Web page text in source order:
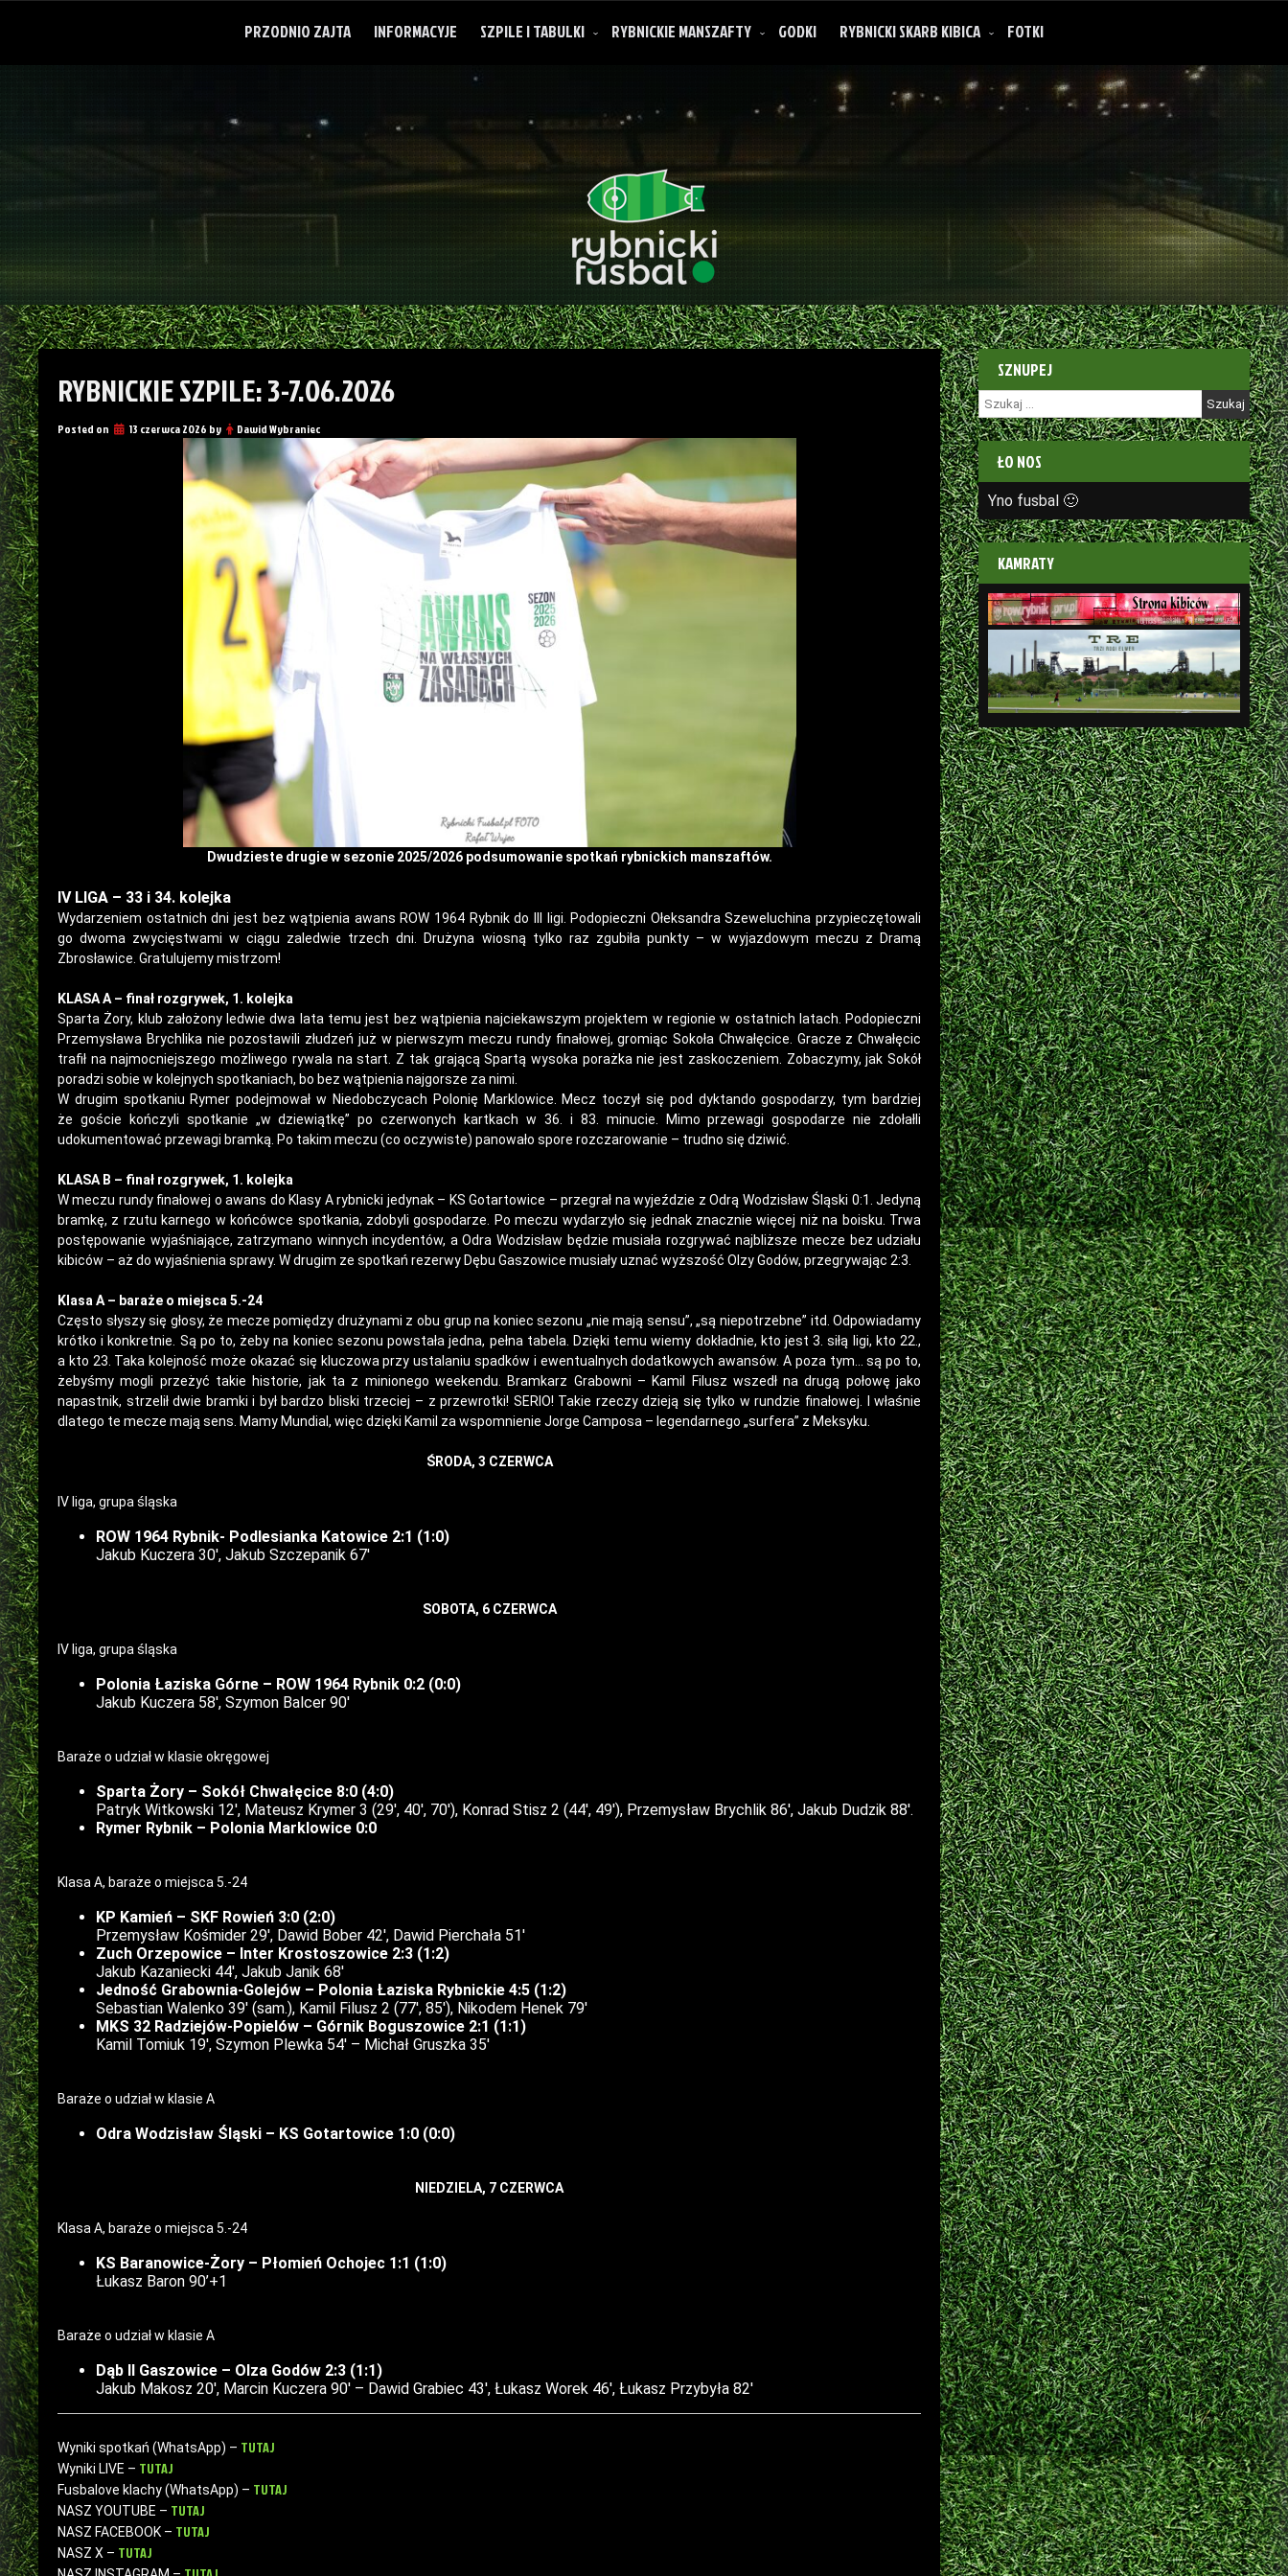
PRZODNIO ZAJTA INFORMACYJE SZPILE I TABULKI RYBNICKIE MANSZAFTY GODKI RYBNICKI SKARB KIBICA FOTKI
O rybnickich manszaftach
RYBNICKIE SZPILE: 3-7.06.2026
Posted on 13 czerwca 2026 by Dawid Wybraniec
Dwudzieste drugie w sezonie 2025/2026 podsumowanie spotkań rybnickich manszaftów.
IV LIGA – 33 i 34. kolejka
Wydarzeniem ostatnich dni jest bez wątpienia awans ROW 1964 Rybnik do III ligi. Podopieczni Ołeksandra Szeweluchina przypieczętowali
go dwoma zwycięstwami w ciągu zaledwie trzech dni. Drużyna wiosną tylko raz zgubiła punkty – w wyjazdowym meczu z Dramą
Zbrosławice. Gratulujemy mistrzom!
KLASA A – finał rozgrywek, 1. kolejka
Sparta Żory, klub założony ledwie dwa lata temu jest bez wątpienia najciekawszym projektem w regionie w ostatnich latach. Podopieczni
Przemysława Brychlika nie pozostawili złudzeń już w pierwszym meczu rundy finałowej, gromiąc Sokoła Chwałęcice. Gracze z Chwałęcic
trafił na najmocniejszego możliwego rywala na start. Z tak grającą Spartą wysoka porażka nie jest zaskoczeniem. Zobaczymy, jak Sokół
poradzi sobie w kolejnych spotkaniach, bo bez wątpienia najgorsze za nimi.
W drugim spotkaniu Rymer podejmował w Niedobczycach Polonię Marklowice. Mecz toczył się pod dyktando gospodarzy, tym bardziej
że goście kończyli spotkanie „w dziewiątkę” po czerwonych kartkach w 36. i 83. minucie. Mimo przewagi gospodarze nie zdołałli
udokumentować przewagi bramką. Po takim meczu (co oczywiste) panowało spore rozczarowanie – trudno się dziwić.
KLASA B – finał rozgrywek, 1. kolejka
W meczu rundy finałowej o awans do Klasy A rybnicki jedynak – KS Gotartowice – przegrał na wyjeździe z Odrą Wodzisław Śląski 0:1. Jedyną
bramkę, z rzutu karnego w końcówce spotkania, zdobyli gospodarze. Po meczu wydarzyło się jednak znacznie więcej niż na boisku. Trwa
postępowanie wyjaśniające, zatrzymano winnych incydentów, a Odra Wodzisław będzie musiała rozgrywać najbliższe mecze bez udziału
kibiców – aż do wyjaśnienia sprawy. W drugim ze spotkań rezerwy Dębu Gaszowice musiały uznać wyższość Olzy Godów, przegrywając 2:3.
Klasa A – baraże o miejsca 5.-24
Często słyszy się głosy, że mecze pomiędzy drużynami z obu grup na koniec sezonu „nie mają sensu”, „są niepotrzebne” itd. Odpowiadamy
krótko i konkretnie. Są po to, żeby na koniec sezonu powstała jedna, pełna tabela. Dzięki temu wiemy dokładnie, kto jest 3. siłą ligi, kto 22.,
a kto 23. Taka kolejność może okazać się kluczowa przy ustalaniu spadków i ewentualnych dodatkowych awansów. A poza tym… są po to,
żebyśmy mogli przeżyć takie historie, jak ta z minionego weekendu. Bramkarz Grabowni – Kamil Filusz wszedł na drugą połowę jako
napastnik, strzelił dwie bramki i był bardzo bliski trzeciej – z przewrotki! SERIO! Takie rzeczy dzieją się tylko w rundzie finałowej. I właśnie
dlatego te mecze mają sens. Mamy Mundial, więc dzięki Kamil za wspomnienie Jorge Camposa – legendarnego „surfera” z Meksyku.
ŚRODA, 3 CZERWCA
IV liga, grupa śląska
ROW 1964 Rybnik- Podlesianka Katowice 2:1 (1:0)
Jakub Kuczera 30′, Jakub Szczepanik 67′
SOBOTA, 6 CZERWCA
IV liga, grupa śląska
Polonia Łaziska Górne – ROW 1964 Rybnik 0:2 (0:0)
Jakub Kuczera 58′, Szymon Balcer 90′
Baraże o udział w klasie okręgowej
Sparta Żory – Sokół Chwałęcice 8:0 (4:0)
Patryk Witkowski 12′, Mateusz Krymer 3 (29′, 40′, 70′), Konrad Stisz 2 (44′, 49′), Przemysław Brychlik 86′, Jakub Dudzik 88′.
Rymer Rybnik – Polonia Marklowice 0:0
Klasa A, baraże o miejsca 5.-24
KP Kamień – SKF Rowień 3:0 (2:0)
Przemysław Kośmider 29′, Dawid Bober 42′, Dawid Pierchała 51′
Zuch Orzepowice – Inter Krostoszowice 2:3 (1:2)
Jakub Kazaniecki 44′, Jakub Janik 68′
Jedność Grabownia-Golejów – Polonia Łaziska Rybnickie 4:5 (1:2)
Sebastian Walenko 39′ (sam.), Kamil Filusz 2 (77′, 85′), Nikodem Henek 79′
MKS 32 Radziejów-Popielów – Górnik Boguszowice 2:1 (1:1)
Kamil Tomiuk 19′, Szymon Plewka 54′ – Michał Gruszka 35′
Baraże o udział w klasie A
Odra Wodzisław Śląski – KS Gotartowice 1:0 (0:0)
NIEDZIELA, 7 CZERWCA
Klasa A, baraże o miejsca 5.-24
KS Baranowice-Żory – Płomień Ochojec 1:1 (1:0)
Łukasz Baron 90’+1
Baraże o udział w klasie A
Dąb II Gaszowice – Olza Godów 2:3 (1:1)
Jakub Makosz 20′, Marcin Kuczera 90′ – Dawid Grabiec 43′, Łukasz Worek 46′, Łukasz Przybyła 82′
Wyniki spotkań (WhatsApp) – TUTAJ
Wyniki LIVE – TUTAJ
Fusbalove klachy (WhatsApp) – TUTAJ
NASZ YOUTUBE – TUTAJ
NASZ FACEBOOK – TUTAJ
NASZ X – TUTAJ
SZNUPEJ
Szukaj:
ŁO NOS
Yno fusbal 🙂
KAMRATY